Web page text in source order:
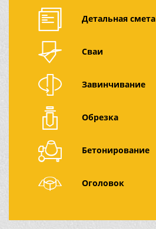
Детальная смета
Сваи
Завинчивание
Обрезка
Бетонирование
Оголовок